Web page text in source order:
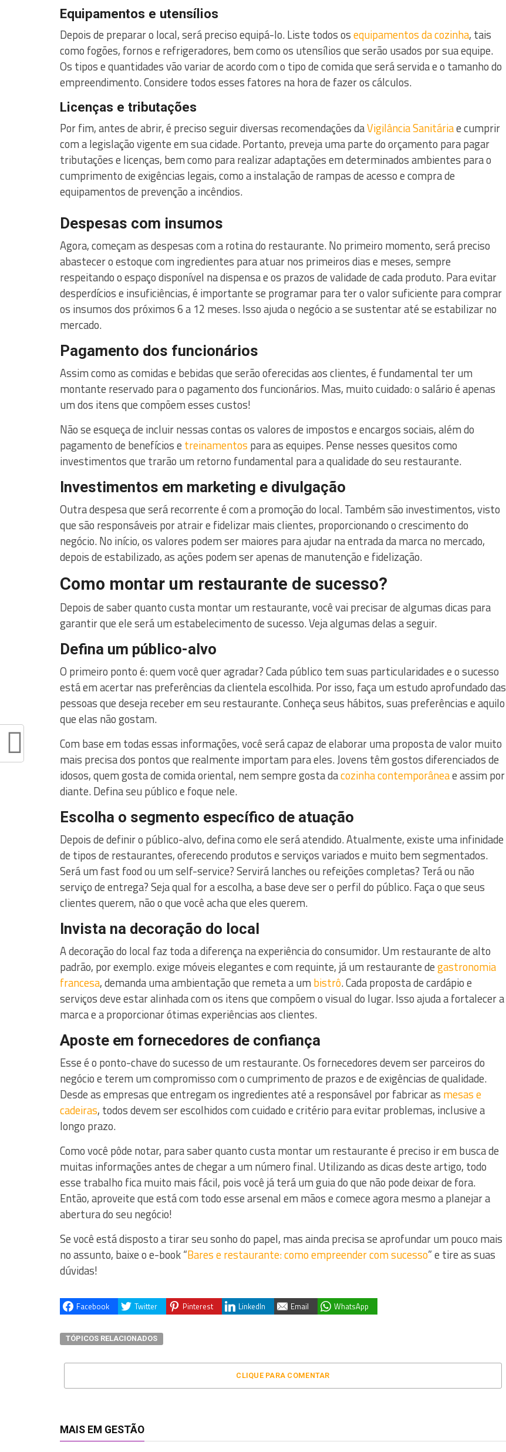
Equipamentos e utensílios
Depois de preparar o local, será preciso equipá-lo. Liste todos osequipamentos da cozinha, tais
como fogões, fornos e refrigeradores, bem como os utensílios que serão usados por sua equipe.
Os tipos e quantidades vão variar de acordo com o tipo de comida que será servida e o tamanho do
empreendimento. Considere todos esses fatores na hora de fazer os cálculos.
Licenças e tributações
Por fim, antes de abrir, é preciso seguir diversas recomendações daVigilância Sanitáriae cumprir
com a legislação vigente em sua cidade. Portanto, preveja uma parte do orçamento para pagar
tributações e licenças, bem como para realizar adaptações em determinados ambientes para o
cumprimento de exigências legais, como a instalação de rampas de acesso e compra de
equipamentos de prevenção a incêndios.
Despesas com insumos
Agora, começam as despesas com a rotina do restaurante. No primeiro momento, será preciso
abastecer o estoque com ingredientes para atuar nos primeiros dias e meses, sempre
respeitando o espaço disponível na dispensa e os prazos de validade de cada produto. Para evitar
desperdícios e insuficiências, é importante se programar para ter o valor suficiente para comprar
os insumos dos próximos 6 a 12 meses. Isso ajuda o negócio a se sustentar até se estabilizar no
mercado.
Pagamento dos funcionários
Assim como as comidas e bebidas que serão oferecidas aos clientes, é fundamental ter um
montante reservado para o pagamento dos funcionários. Mas, muito cuidado: o salário é apenas
um dos itens que compõem esses custos!
Não se esqueça de incluir nessas contas os valores de impostos e encargos sociais, além do
pagamento de benefícios e treinamentos para as equipes. Pense nesses quesitos como
investimentos que trarão um retorno fundamental para a qualidade do seu restaurante.
Investimentos em marketing e divulgação
Outra despesa que será recorrente é com a promoção do local. Também são investimentos, visto
que são responsáveis por atrair e fidelizar mais clientes, proporcionando o crescimento do
negócio. No início, os valores podem ser maiores para ajudar na entrada da marca no mercado,
depois de estabilizado, as ações podem ser apenas de manutenção e fidelização.
Como montar um restaurante de sucesso?
Depois de saber quanto custa montar um restaurante, você vai precisar de algumas dicas para
garantir que ele será um estabelecimento de sucesso. Veja algumas delas a seguir.
Defina um público-alvo
O primeiro ponto é: quem você quer agradar? Cada público tem suas particularidades e o sucesso
está em acertar nas preferências da clientela escolhida. Por isso, faça um estudo aprofundado das
pessoas que deseja receber em seu restaurante. Conheça seus hábitos, suas preferências e aquilo
que elas não gostam.
Com base em todas essas informações, você será capaz de elaborar uma proposta de valor muito
mais precisa dos pontos que realmente importam para eles. Jovens têm gostos diferenciados de
idosos, quem gosta de comida oriental, nem sempre gosta dacozinha contemporâneae assim por
diante. Defina seu público e foque nele.
Escolha o segmento específico de atuação
Depois de definir o público-alvo, defina como ele será atendido. Atualmente, existe uma infinidade
de tipos de restaurantes, oferecendo produtos e serviços variados e muito bem segmentados.
Será um fast food ou um self-service? Servirá lanches ou refeições completas? Terá ou não
serviço de entrega? Seja qual for a escolha, a base deve ser o perfil do público. Faça o que seus
clientes querem, não o que você acha que eles querem.
Invista na decoração do local
A decoração do local faz toda a diferença na experiência do consumidor. Um restaurante de alto
padrão, por exemplo. exige móveis elegantes e com requinte, já um restaurante degastronomia
francesa, demanda uma ambientação que remeta a um bistrô. Cada proposta de cardápio e
serviços deve estar alinhada com os itens que compõem o visual do lugar. Isso ajuda a fortalecer a
marca e a proporcionar ótimas experiências aos clientes.
Aposte em fornecedores de confiança
Esse é o ponto-chave do sucesso de um restaurante. Os fornecedores devem ser parceiros do
negócio e terem um compromisso com o cumprimento de prazos e de exigências de qualidade.
Desde as empresas que entregam os ingredientes até a responsável por fabricar as mesas e
cadeiras, todos devem ser escolhidos com cuidado e critério para evitar problemas, inclusive a
longo prazo.
Como você pôde notar, para saber quanto custa montar um restaurante é preciso ir em busca de
muitas informações antes de chegar a um número final. Utilizando as dicas deste artigo, todo
esse trabalho fica muito mais fácil, pois você já terá um guia do que não pode deixar de fora.
Então, aproveite que está com todo esse arsenal em mãos e comece agora mesmo a planejar a
abertura do seu negócio!
Se você está disposto a tirar seu sonho do papel, mas ainda precisa se aprofundar um pouco mais
no assunto, baixe o e-book “Bares e restaurante: como empreender com sucesso” e tire as suas
dúvidas!
Facebook Twitter Pinterest LinkedIn Email WhatsApp
TÓPICOS RELACIONADOS
CLIQUE PARA COMENTAR
MAIS EM GESTÃO